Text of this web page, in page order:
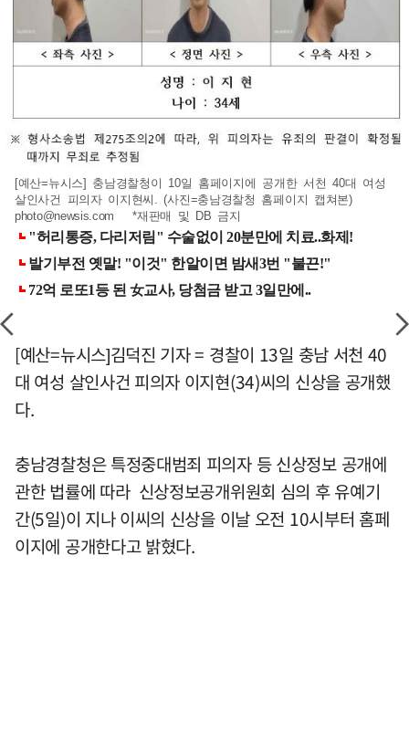
[예산=뉴시스] 충남경찰청이 10일 홈페이지에 공개한 서천 40대 여성
살인사건 피의자 이지현씨. (사진=충남경찰청 홈페이지 캡쳐본)
photo@newsis.com *재판매 및 DB 금지
[예산=뉴시스]김덕진 기자 = 경찰이 13일 충남 서천 40
대 여성 살인사건 피의자 이지현(34)씨의 신상을 공개했
다.
충남경찰청은 특정중대범죄 피의자 등 신상정보 공개에
관한 법률에 따라 신상정보공개위원회 심의 후 유예기
간(5일)이 지나 이씨의 신상을 이날 오전 10시부터 홈페
이지에 공개한다고 밝혔다.